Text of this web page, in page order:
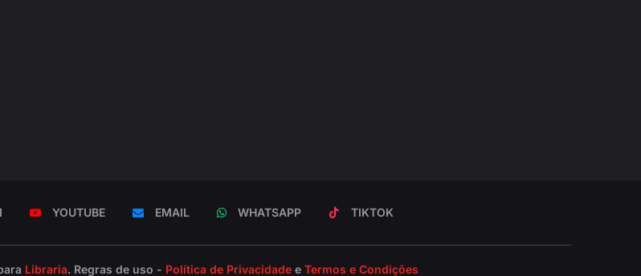
YOUTUBE EMAIL WHATSAPP TIKTOK
Libraria. Regras de uso - Política de Privacidade e Termos e Condições